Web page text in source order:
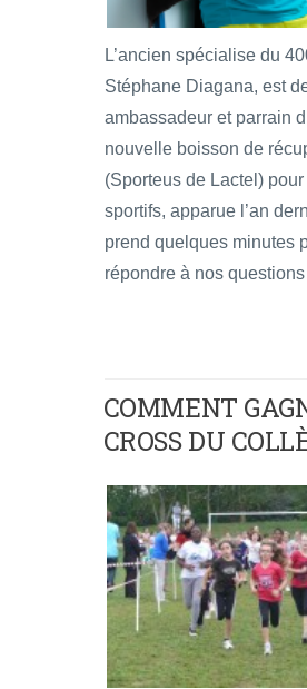
L’ancien spécialise du
Stéphane Diagana, est
ambassadeur et parrain
nouvelle boisson de
(Sporteus de Lactel)
sportifs, apparue l’an
prend quelques minutes
répondre à nos
COMMENT
CROSS DU